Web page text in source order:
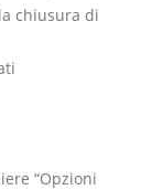
chiusura di
“Opzioni